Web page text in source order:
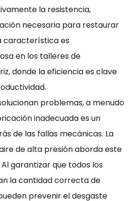
la resistencia,
necesaria para restaurar
característica es
en los talleres de
donde la eficiencia es clave
problemas, a menudo
inadecuada es un
de las fallas mecánicas. La
de alta presión aborda este
garantizar que todos los
la cantidad correcta de
prevenir el desgaste